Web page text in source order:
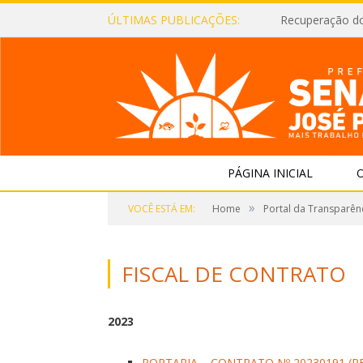
ÚLTIMAS PUBLICAÇÕES: Recuperação
PÁGINA INICIAL
VOCÊ ESTÁ EM: Home » Portal da
FISCAL DE CONTRATO
2023